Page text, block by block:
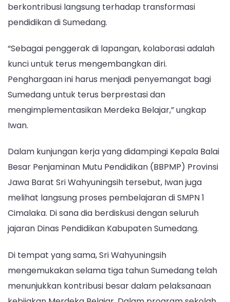
berkontribusi langsung terhadap transformasi
pendidikan di Sumedang.
“Sebagai penggerak di lapangan, kolaborasi adalah
kunci untuk terus mengembangkan diri.
Penghargaan ini harus menjadi penyemangat bagi
Sumedang untuk terus berprestasi dan
mengimplementasikan Merdeka Belajar,” ungkap
Iwan.
Dalam kunjungan kerja yang didampingi Kepala Balai
Besar Penjaminan Mutu Pendidikan (BBPMP) Provinsi
Jawa Barat Sri Wahyuningsih tersebut, Iwan juga
melihat langsung proses pembelajaran di SMPN 1
Cimalaka. Di sana dia berdiskusi dengan seluruh
jajaran Dinas Pendidikan Kabupaten Sumedang.
Di tempat yang sama, Sri Wahyuningsih
mengemukakan selama tiga tahun Sumedang telah
menunjukkan kontribusi besar dalam pelaksanaan